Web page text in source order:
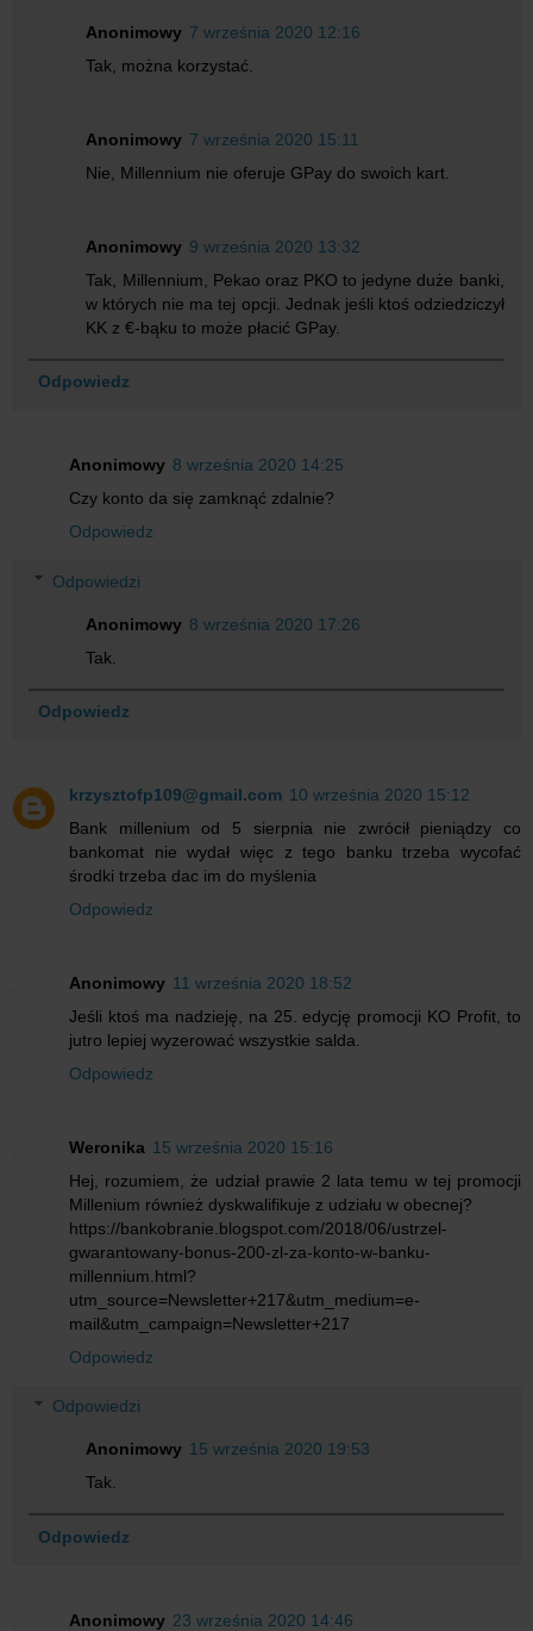
Anonimowy 7 września 2020 12:16
Tak, można korzystać.
Anonimowy 7 września 2020 15:11
Nie, Millennium nie oferuje GPay do swoich kart.
Anonimowy 9 września 2020 13:32
Tak, Millennium, Pekao oraz PKO to jedyne duże banki,
w których nie ma tej opcji. Jednak jeśli ktoś odziedziczył
KK z €-bąku to może płacić GPay.
Odpowiedz
Anonimowy 8 września 2020 14:25
Czy konto da się zamknąć zdalnie?
Odpowiedz
Odpowiedzi
Anonimowy 8 września 2020 17:26
Tak.
Odpowiedz
krzysztofp109@gmail.com 10 września 2020 15:12
Bank millenium od 5 sierpnia nie zwrócił pieniądzy co
bankomat nie wydał więc z tego banku trzeba wycofać
środki trzeba dac im do myślenia
Odpowiedz
Anonimowy 11 września 2020 18:52
Jeśli ktoś ma nadzieję, na 25. edycję promocji KO Profit, to
jutro lepiej wyzerować wszystkie salda.
Odpowiedz
Weronika 15 września 2020 15:16
Hej, rozumiem, że udział prawie 2 lata temu w tej promocji
Millenium również dyskwalifikuje z udziału w obecnej?
https://bankobranie.blogspot.com/2018/06/ustrzel-
gwarantowany-bonus-200-zl-za-konto-w-banku-
millennium.html?
utm_source=Newsletter+217&utm_medium=e-
mail&utm_campaign=Newsletter+217
Odpowiedz
Odpowiedzi
Anonimowy 15 września 2020 19:53
Tak.
Odpowiedz
Anonimowy 23 września 2020 14:46